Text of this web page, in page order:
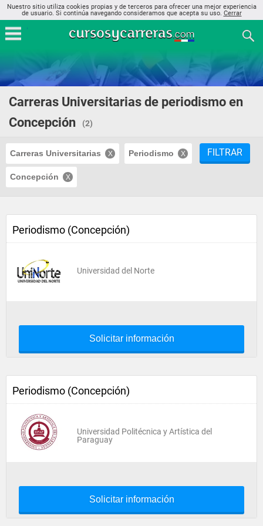
Nuestro sitio utiliza cookies propias y de terceros para ofrecer una mejor experiencia
de usuario. Si continúa navegando consideramos que acepta su uso. Cerrar
Carreras Universitarias de periodismo en
Concepción
(2)
Carreras Universitarias Periodismo
Concepción
FILTRAR
Periodismo (Concepción)
Universidad del Norte
Solicitar información
Periodismo (Concepción)
Universidad Politécnica y Artística del
Paraguay
Solicitar información